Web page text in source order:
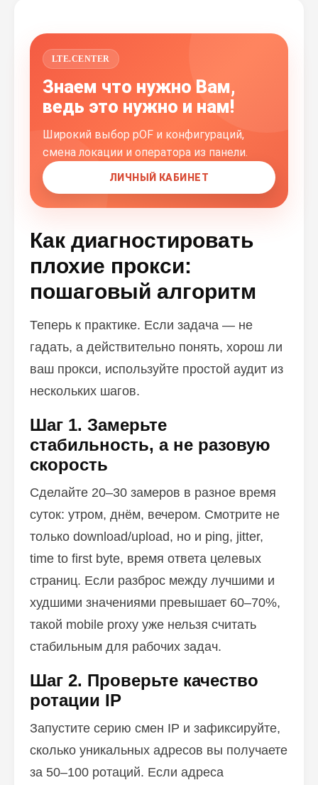
LTE.CENTER
Знаем что нужно Вам,
ведь это нужно и нам!
Широкий выбор pOF и конфигураций,
смена локации и оператора из панели.
ЛИЧНЫЙ КАБИНЕТ
Как диагностировать
плохие прокси:
пошаговый алгоритм
Теперь к практике. Если задача — не
гадать, а действительно понять, хорош ли
ваш прокси, используйте простой аудит из
нескольких шагов.
Шаг 1. Замерьте
стабильность, а не разовую
скорость
Сделайте 20–30 замеров в разное время
суток: утром, днём, вечером. Смотрите не
только download/upload, но и ping, jitter,
time to first byte, время ответа целевых
страниц. Если разброс между лучшими и
худшими значениями превышает 60–70%,
такой mobile proxy уже нельзя считать
стабильным для рабочих задач.
Шаг 2. Проверьте качество
ротации IP
Запустите серию смен IP и зафиксируйте,
сколько уникальных адресов вы получаете
за 50–100 ротаций. Если адреса